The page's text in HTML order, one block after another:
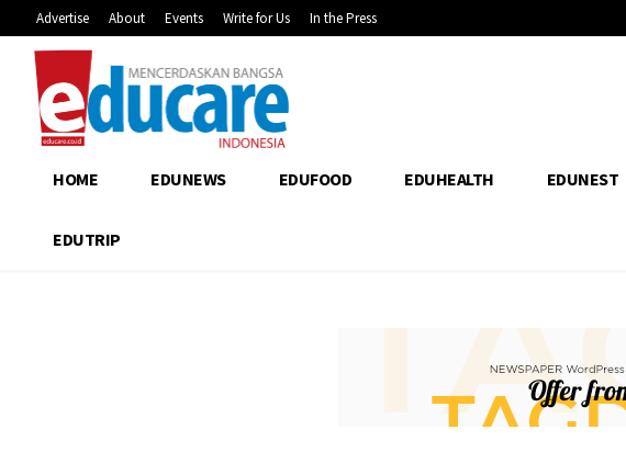
Advertise About Events Write for Us In the Press
HOME EDUNEWS EDUFOOD EDUHEALTH EDUNEST
EDUTRIP